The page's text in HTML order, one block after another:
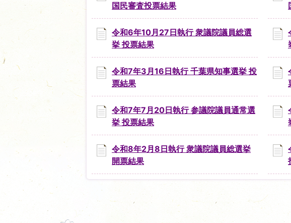
国民審査投票結果
令和6年10月27日執行 衆議院議員総選
挙 投票結果
令和7年3月16日執行 千葉県知事選挙 投
票結果
令和7年7月20日執行 参議院議員通常選
挙 投票結果
令和8年2月8日執行 衆議院議員総選挙
開票結果